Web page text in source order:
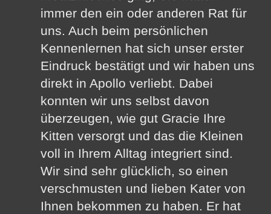
immer den ein oder anderen Rat für
uns. Auch beim persönlichen
Kennenlernen hat sich unser erster
Eindruck bestätigt und wir haben uns
direkt in Apollo verliebt. Dabei
konnten wir uns selbst davon
überzeugen, wie gut Gracie Ihre
Kitten versorgt und das die Kleinen
voll in Ihrem Alltag integriert sind.
Wir sind sehr glücklich, so einen
verschmusten und lieben Kater von
Ihnen bekommen zu haben. Er hat